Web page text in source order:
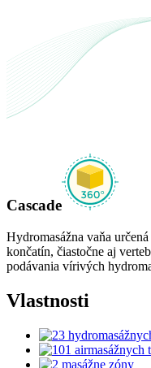
Cascade
Hydromasážna vaňa
končatín, čiastočne aj
podávania vírivých
Vlastnosti